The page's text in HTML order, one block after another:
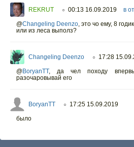
REKRUT ○ 00:13 16.09.2019 в
@Changeling Deenzo, это чо ему, 8
или из леса выполз?
Changeling Deenzo ○ 17:28
@BoryanTT, да чел походу
разочаровывай его
BoryanTT ○ 17:25 15.09.2019
было